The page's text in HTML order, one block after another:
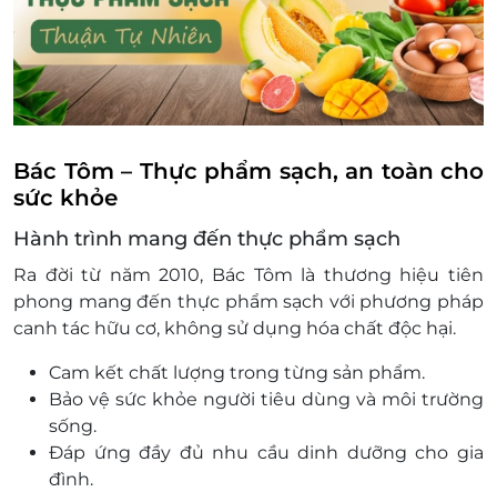
báo trước.
Hotline hỗ trợ: 1900 2065 -
Bác Tôm – Thực phẩm sạch, an toàn cho
sức khỏe
Hành trình mang đến thực phẩm sạch
Ra đời từ năm 2010, Bác Tôm là thương hiệu tiên
phong mang đến thực phẩm sạch với phương pháp
canh tác hữu cơ, không sử dụng hóa chất độc hại.
Cam kết chất lượng trong từng sản phẩm.
Bảo vệ sức khỏe người tiêu dùng và môi trường
sống.
Đáp ứng đầy đủ nhu cầu dinh dưỡng cho gia
đình.